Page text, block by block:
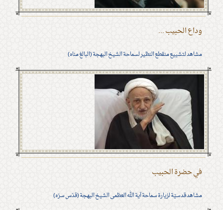
وداع الحبيب ...
مشاهد لتشييع منقطع النظير لسماحة الشيخ البهجة (البالغ مناه)
في حضرة الحبيب
مشاهد قدسيّة لزيارة سماحة آية الله العظمى الشيخ البهجة (قدّس سرّه)